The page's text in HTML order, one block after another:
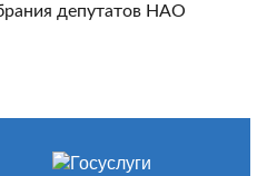
депутатов НАО